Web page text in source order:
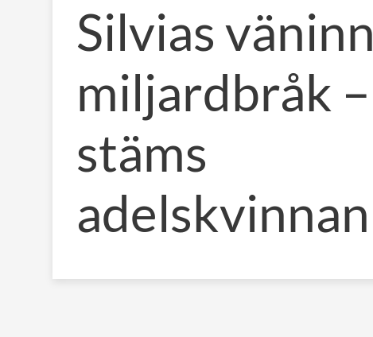
Silvias
miljardbråk
stäms
adelskvinnan